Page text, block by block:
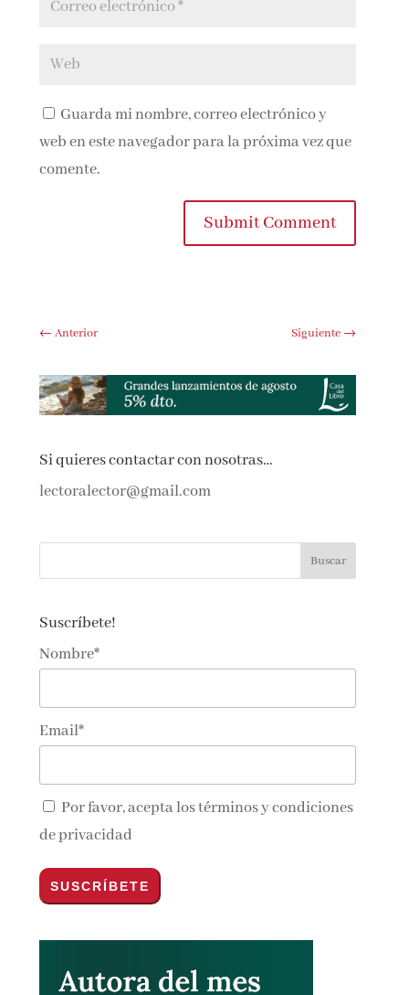
Guarda mi nombre, correo electrónico y
web en este navegador para la próxima vez que
comente.
Submit Comment
←Anterior Siguiente→
Si quieres contactar con nosotras…
lectoralector@gmail.com
Suscríbete!
Nombre*
Email*
Por favor, acepta lostérminos y condiciones
de privacidad